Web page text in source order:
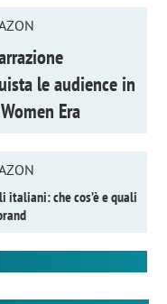
le audience in
Era
italiani: che cos’è e quali